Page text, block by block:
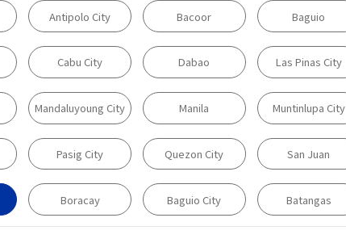
Antipolo City Bacoor Baguio
Cabu City Dabao Las Pinas City
Mandaluyoung City Manila Muntinlupa City
Pasig City Quezon City San Juan
Boracay Baguio City Batangas